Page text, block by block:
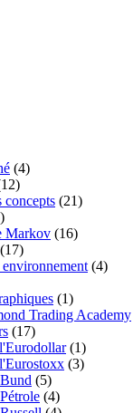
(4)
concepts (21)
Markov (16)
(4)
(1)
Trading Academy
(17)
(1)
(3)
(5)
(4)